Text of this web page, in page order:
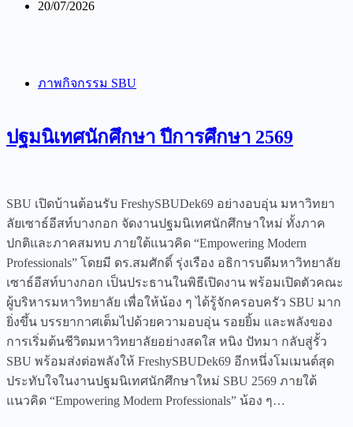
20/07/2026
ภาพกิจกรรม SBU
ปฐมนิเทศนักศึกษา ปีการศึกษา 2569
SBU เปิดบ้านต้อนรับ FreshySBUDek69 อย่างอบอุ่น มหาวิทยา
ลัยเซาธ์อีสท์บางกอก จัดงานปฐมนิเทศนักศึกษาใหม่ ทั้งภาค
ปกติและภาคสมทบ ภายใต้แนวคิด “Empowering Modern
Professionals” โดยมี ดร.สมศักดิ์ รุ่งเรือง อธิการบดีมหาวิทยาลัย
เซาธ์อีสท์บางกอก เป็นประธานในพิธีเปิดงาน พร้อมเปิดตัวคณะ
ผู้บริหารมหาวิทยาลัย เพื่อให้น้อง ๆ ได้รู้จักครอบครัว SBU มาก
ยิ่งขึ้น บรรยากาศเต็มไปด้วยความอบอุ่น รอยยิ้ม และพลังของ
การเริ่มต้นชีวิตมหาวิทยาลัยอย่างสดใส หนิง ปัทมา กลับสู่รั้ว
SBU พร้อมส่งต่อพลังให้ FreshySBUDek69 อีกหนึ่งโมเมนต์สุด
ประทับใจในงานปฐมนิเทศนักศึกษาใหม่ SBU 2569 ภายใต้
แนวคิด “Empowering Modern Professionals” น้อง ๆ…